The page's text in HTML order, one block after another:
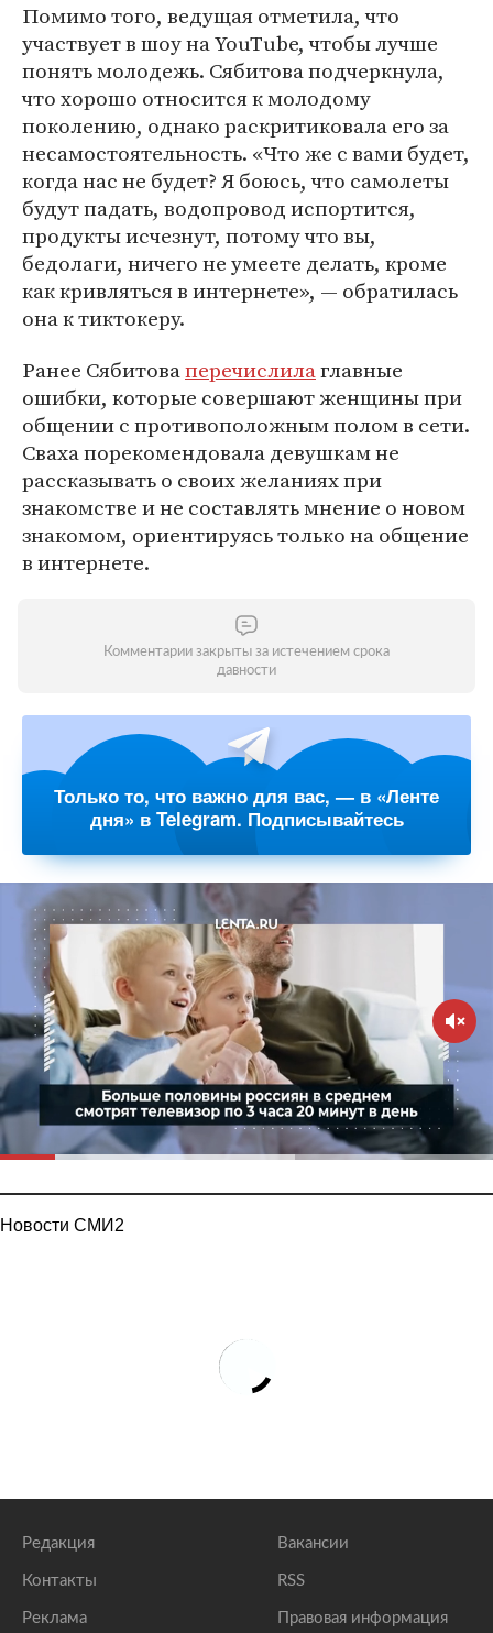
Помимо того, ведущая отметила, что
участвует в шоу на YouTube, чтобы лучше
понять молодежь. Сябитова подчеркнула,
что хорошо относится к молодому
поколению, однако раскритиковала его за
несамостоятельность. «Что же с вами будет,
когда нас не будет? Я боюсь, что самолеты
будут падать, водопровод испортится,
продукты исчезнут, потому что вы,
бедолаги, ничего не умеете делать, кроме
как кривляться в интернете», — обратилась
она к тиктокеру.
Ранее Сябитоваперечислилаглавные
ошибки, которые совершают женщины при
общении с противоположным полом в сети.
Сваха порекомендовала девушкам не
рассказывать о своих желаниях при
знакомстве и не составлять мнение о новом
знакомом, ориентируясь только на общение
в интернете.
Комментарии закрыты за истечением срока
давности
Только то, что важно для вас, — в «Ленте
дня» в Telegram. Подписывайтесь
Новости СМИ2
Редакция
Контакты
Реклама
Вакансии
RSS
Правовая информация